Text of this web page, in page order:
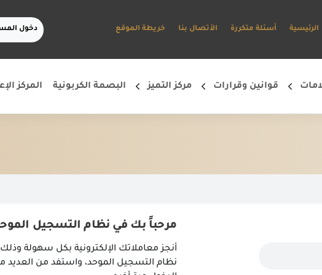
الرئيسية أسئلة متكررة الأتصال بنا خريطة الموقع دخول
قوانين وقرارات مركز التميز البصمة الكربونية المركز
مرحباً بك في نظام التسجيل
أنجز معاملاتك الإلكترونية بكل سهولة
نظام التسجيل الموحد، واستفد من العديد